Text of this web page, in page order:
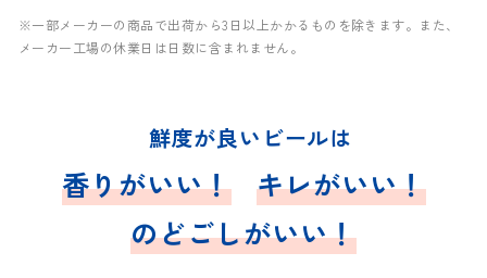
※一部メーカーの商品で出荷から3日以上かかるものを除きます。 また、
メーカー工場の休業日は日数に含まれません。
鮮度が良いビールは
香りがいい！
キレがいい！
のどごしがいい！